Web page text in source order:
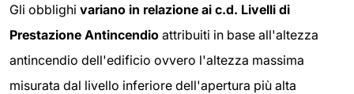
Gli obblighi variano in relazione ai c.d. Livelli di
Prestazione Antincendio attribuiti in base all'altezza
antincendio dell'edificio ovvero l'altezza massima
misurata dal livello inferiore dell'apertura più alta